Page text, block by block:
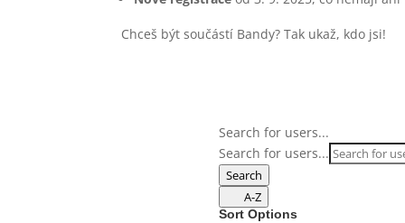
Chceš být součástí Bandy? Tak ukaž, kdo jsi!
Search for users...
Search for users...
Search
A-Z
Sort Options